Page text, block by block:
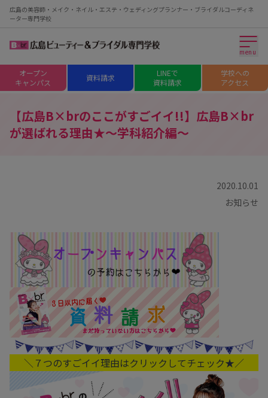
広島の美容師・メイク・ネイル・エステ・ウェディングプランナー・ブライダルコーディネ
ーター専門学校
menu
オープン
キャンパス
資料請求
LINEで
資料請求
学校への
アクセス
【広島B×brのここがすごイイ!!】広島B×br
が選ばれる理由★～学科紹介編～
2020.10.01
お知らせ
＼７つのすごイイ理由はクリックしてチェック★／